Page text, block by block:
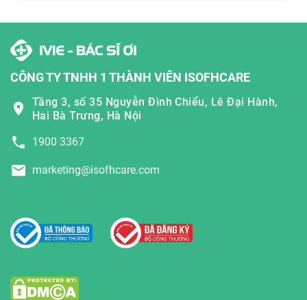
CÔNG TY TNHH 1 THÀNH VIÊN ISOFHCARE
Tầng 3, số 35 Nguyễn Đình Chiểu, Lê Đại Hành,
Hai Bà Trưng, Hà Nội
1900 3367
marketing@isofhcare.com